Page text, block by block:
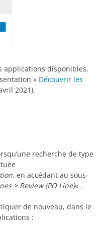
applications disponibles,
« Découvrir les
2021).
recherche de type
, en accédant au sous-
> Review (PO Line)« .
de nouveau, dans le
: